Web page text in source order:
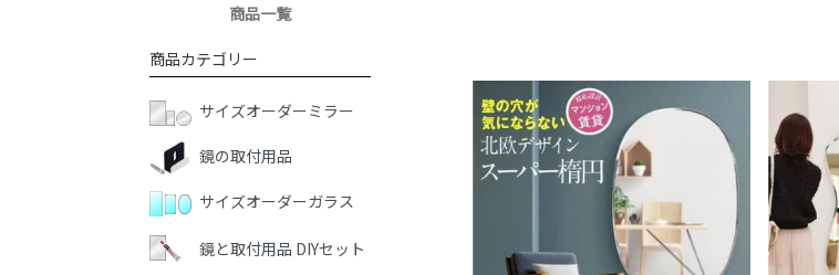
商品一覧
商品カテゴリー
サイズオーダーミラー
鏡の取付用品
サイズオーダーガラス
鏡と取付用品 DIYセット